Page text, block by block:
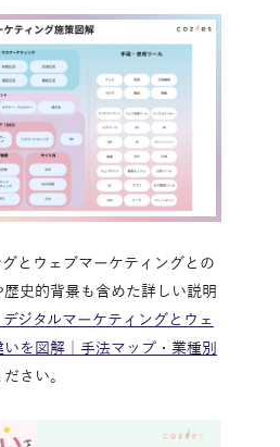
とウェブマーケティングとの
史的背景も含めた詳しい説明
デジタルマーケティングとウェ
を図解｜手法マップ・業種別
さい。